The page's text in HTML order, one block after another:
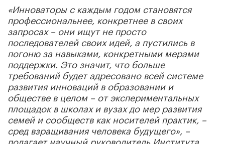
«Инноваторы с каждым годом становятся
профессиональнее, конкретнее в своих
запросах – они ищут не просто
последователей своих идей, а пустились в
погоню за навыками, конкретными мерами
поддержки. Это значит, что больше
требований будет адресовано всей системе
развития инноваций в образовании и
обществе в целом – от экспериментальных
площадок в школах и вузах до мер развития
семей и сообществ как носителей практик, –
сред взращивания человека будущего», –
полагает научный руководитель Института